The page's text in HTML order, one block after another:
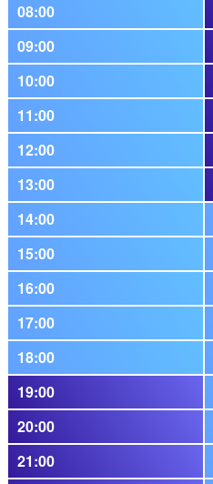
08:00
09:00
10:00
11:00
12:00
13:00
14:00
15:00
16:00
17:00
18:00
19:00
20:00
21:00